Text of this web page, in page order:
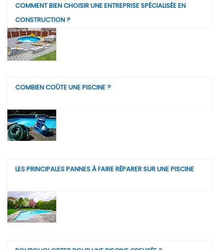
COMMENT BIEN CHOISIR UNE ENTREPRISE SPÉCIALISÉE EN
CONSTRUCTION ?
COMBIEN COÛTE UNE PISCINE ?
LES PRINCIPALES PANNES À FAIRE RÉPARER SUR UNE PISCINE